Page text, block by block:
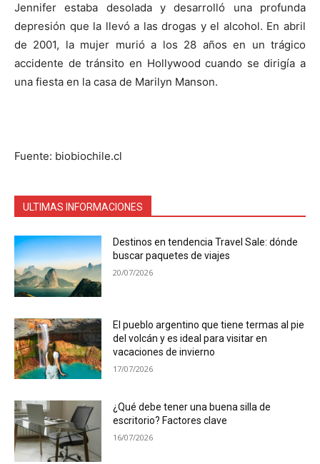
Jennifer estaba desolada y desarrolló una profunda
depresión que la llevó a las drogas y el alcohol. En abril
de 2001, la mujer murió a los 28 años en un trágico
accidente de tránsito en Hollywood cuando se dirigía a
una fiesta en la casa de Marilyn Manson.
Fuente: biobiochile.cl
ULTIMAS INFORMACIONES
Destinos en tendencia Travel Sale: dónde
buscar paquetes de viajes
20/07/2026
El pueblo argentino que tiene termas al pie
del volcán y es ideal para visitar en
vacaciones de invierno
17/07/2026
¿Qué debe tener una buena silla de
escritorio? Factores clave
16/07/2026